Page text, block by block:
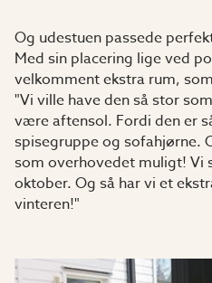
Og udestuen passede
Med sin placering lige ved
velkomment ekstra rum,
"Vi ville have den så stor
være aftensol. Fordi den er
spisegruppe og sofahjørne.
som overhovedet muligt! Vi
oktober. Og så har vi et
vinteren!"